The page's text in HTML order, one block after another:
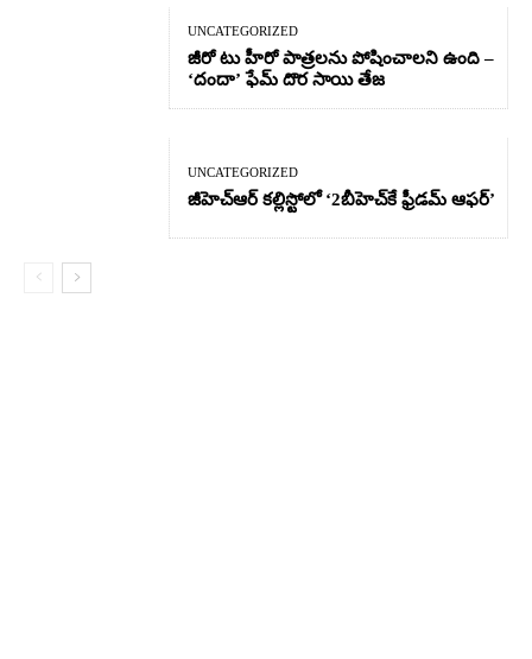
UNCATEGORIZED
జీరో టు హీరో పాత్రలను పోషించాలని ఉంది –
‘దందా’ ఫేమ్ దొర సాయి తేజ
UNCATEGORIZED
జీహెచ్ఆర్‌ కల్లిస్టోలో ‘2బీహెచ్‌కే ఫ్రీడమ్ ఆఫర్’